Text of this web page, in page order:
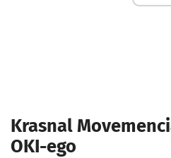
Krasnal
OKI-ego